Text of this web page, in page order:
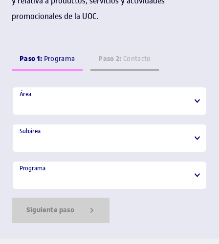
promocionales de la UOC.
Paso 1: Programa Paso 2: Contacto
Área
Área
Subárea
Subárea
Programa
Programa
Siguiente paso